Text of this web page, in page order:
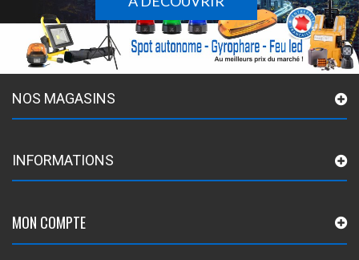
NOS MAGASINS
INFORMATIONS
MON COMPTE